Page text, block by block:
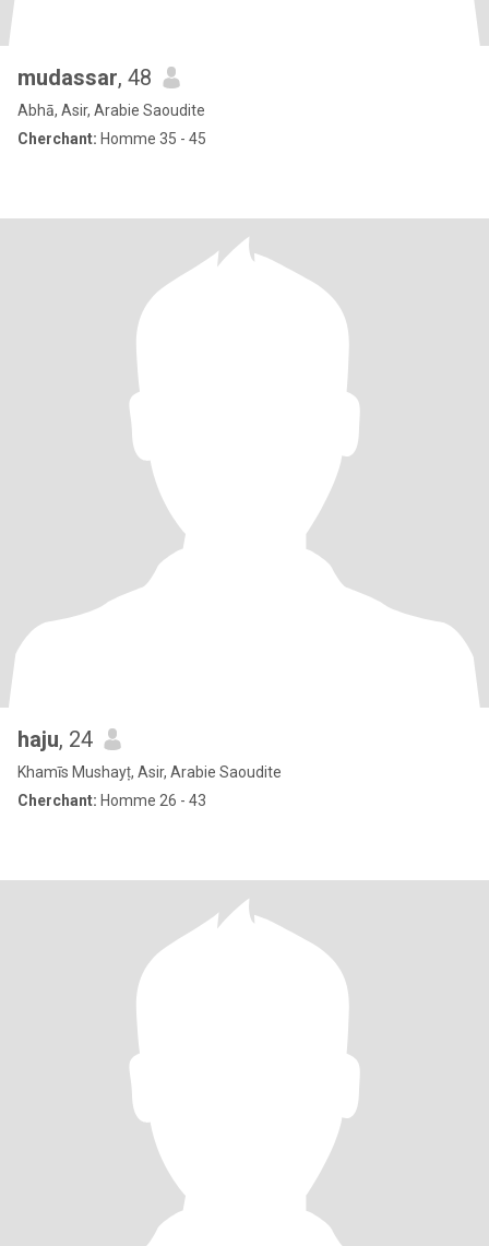
mudassar, 48
Abhā, Asir, Arabie Saoudite
Cherchant: Homme 35 - 45
haju, 24
Khamīs Mushayṭ, Asir, Arabie Saoudite
Cherchant: Homme 26 - 43